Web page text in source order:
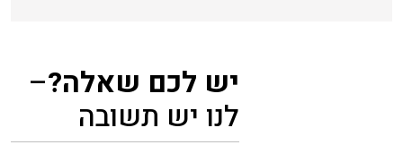
יש לכם שאלה?–
לנו יש תשובה